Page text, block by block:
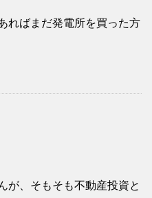
ればまだ発電所を買った方
が、そもそも不動産投資と